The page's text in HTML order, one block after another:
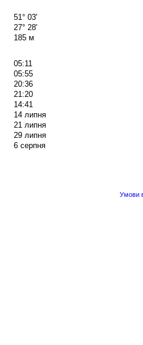
51° 03'
27° 28'
185 м
05:11
05:55
20:36
21:20
14:41
14 липня
21 липня
29 липня
6 серпня
Умови